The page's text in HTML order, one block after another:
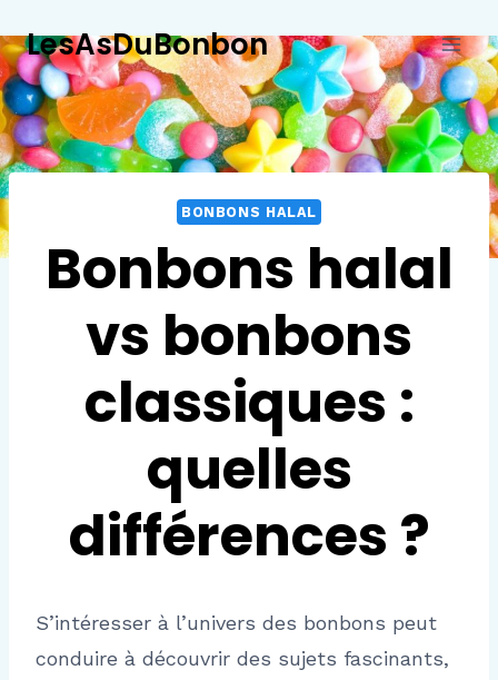
au
contenu
LesAsDuBonbon
BONBONS HALAL
Bonbons halal
vs bonbons
classiques :
quelles
différences ?
S’intéresser à l’univers des bonbons peut
conduire à découvrir des sujets fascinants,